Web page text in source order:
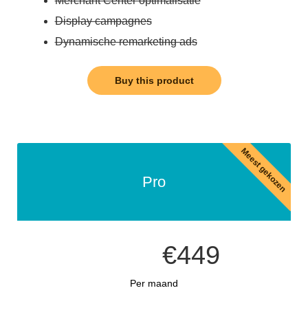
Display campagnes
Dynamische remarketing ads
Buy this product
Meest gekozen
Pro
€449
Per maand